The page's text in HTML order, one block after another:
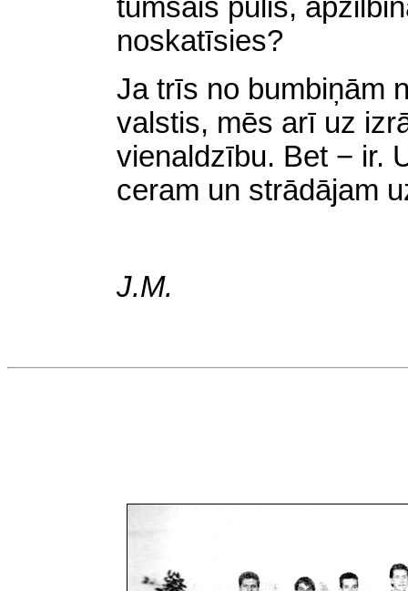
tumšais pūlis,
noskatīsies?
Ja trīs no bumbiņām
valstis, mēs arī uz
vienaldzību. Bet − ir.
ceram un strādājam
J.M.